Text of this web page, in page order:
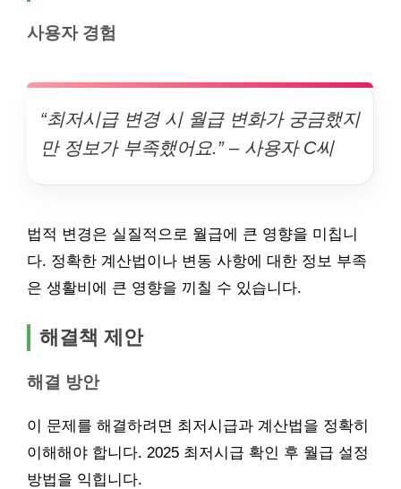
사용자 경험
“최저시급 변경 시 월급 변화가 궁금했지
만 정보가 부족했어요.” – 사용자 C씨
법적 변경은 실질적으로 월급에 큰 영향을 미칩니
다. 정확한 계산법이나 변동 사항에 대한 정보 부족
은 생활비에 큰 영향을 끼칠 수 있습니다.
해결책 제안
해결 방안
이 문제를 해결하려면 최저시급과 계산법을 정확히
이해해야 합니다. 2025 최저시급 확인 후 월급 설정
방법을 익힙니다.